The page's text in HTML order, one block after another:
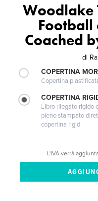
Woodlake
Football
Coached
di
COPERTINA
Copertina
COPERTINA
Libro rilegato rigido
pieno stampato
copertina rigid
L'IVA verrà